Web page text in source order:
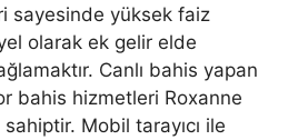
sayesinde yüksek faiz
olarak ek gelir elde
Canlı bahis yapan
bahis hizmetleri Roxanne
Mobil tarayıcı ile